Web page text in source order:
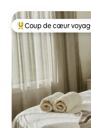
Coups de cœur
Coup de cœur